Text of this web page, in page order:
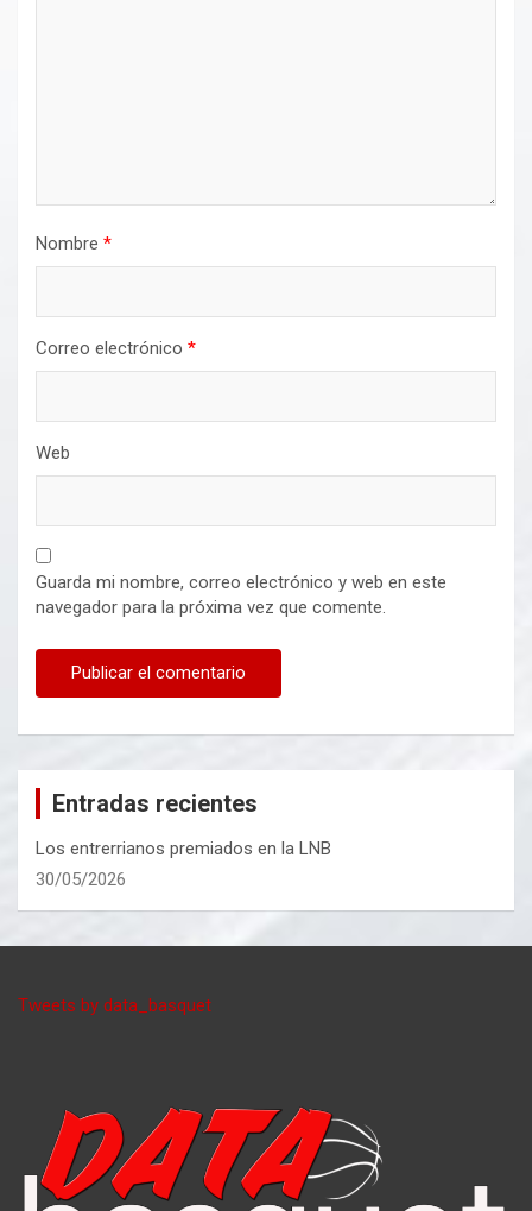
Nombre *
Correo electrónico *
Web
Guarda mi nombre, correo electrónico y web en este
navegador para la próxima vez que comente.
Entradas recientes
Los entrerrianos premiados en la LNB
30/05/2026
Tweets by data_basquet